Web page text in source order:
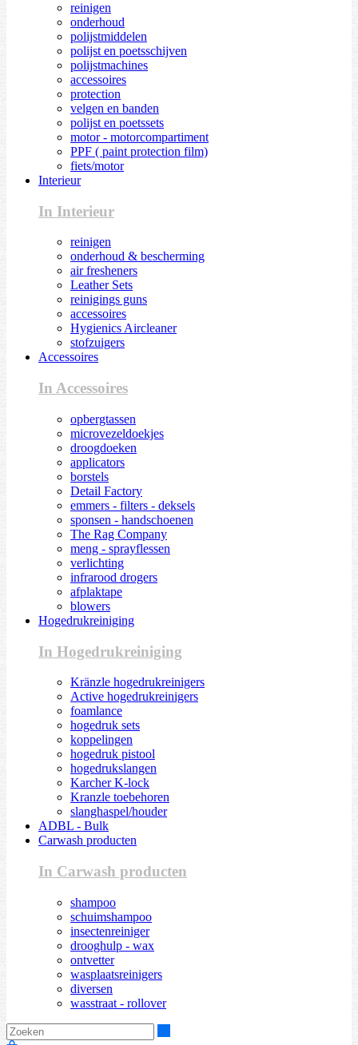
reinigen
onderhoud
polijstmiddelen
polijst en poetsschijven
polijstmachines
accessoires
protection
velgen en banden
polijst en poetssets
motor - motorcompartiment
PPF ( paint protection film)
fiets/motor
Interieur
In Interieur
reinigen
onderhoud & bescherming
air fresheners
Leather Sets
reinigings guns
accessoires
Hygienics Aircleaner
stofzuigers
Accessoires
In Accessoires
opbergtassen
microvezeldoekjes
droogdoeken
applicators
borstels
Detail Factory
emmers - filters - deksels
sponsen - handschoenen
The Rag Company
meng - sprayflessen
verlichting
infrarood drogers
afplaktape
blowers
Hogedrukreiniging
In Hogedrukreiniging
Kränzle hogedrukreinigers
Active hogedrukreinigers
foamlance
hogedruk sets
koppelingen
hogedruk pistool
hogedrukslangen
Karcher K-lock
Kranzle toebehoren
slanghaspel/houder
ADBL - Bulk
Carwash producten
In Carwash producten
shampoo
schuimshampoo
insectenreiniger
drooghulp - wax
ontvetter
wasplaatsreinigers
diversen
wasstraat - rollover